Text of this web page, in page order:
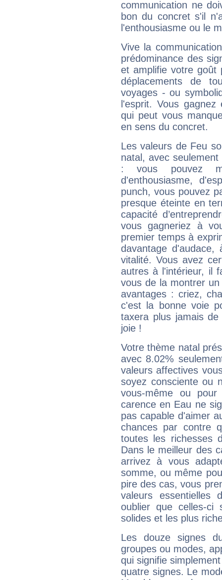
communication ne
bon du concret s'il
l'enthousiasme ou le
Vive la
prédominance des
et amplifie votre goût
déplacements de
voyages - ou
l'esprit. Vous
qui peut vous
en sens du concret.
Les valeurs de Feu
natal, avec
: vous pouvez
d'enthousiasme,
punch, vous pouvez
presque éteinte en
capacité
vous gagneriez à
premier temps à
davantage
vitalité. Vous avez
autres à l'intérieur, il
vous de la montrer
avantages : criez,
c'est la bonne voie
taxera plus jamais
joie !
Votre thème natal
avec 8.02%
valeurs affectives
soyez consciente ou
vous-même ou
carence en Eau ne
pas capable d'aimer
chances par contre
toutes les richesses
Dans le meilleur des
arrivez à vous
somme, ou même
pire des cas, vous
valeurs
oublier que celles-
solides et les plus
Les douze signes
groupes ou modes,
qui signifie
quatre signes. Le